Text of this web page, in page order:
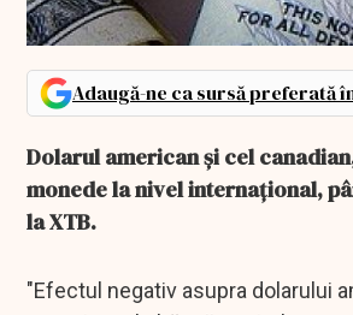
Adaugă-ne ca sursă preferată
Dolarul american şi cel
monede la nivel internaţional,
la XTB.
"Efectul negativ asupra dolarului